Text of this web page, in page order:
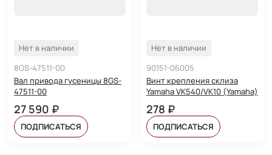
Нет в наличии
8GS-47511-00
Вал привода гусеницы 8GS-
47511-00
27 590 ₽
ПОДПИСАТЬСЯ
Нет в наличии
90151-06005
Винт крепления склиза
Yamaha VK540/VK10 (Yamaha)
278 ₽
ПОДПИСАТЬСЯ